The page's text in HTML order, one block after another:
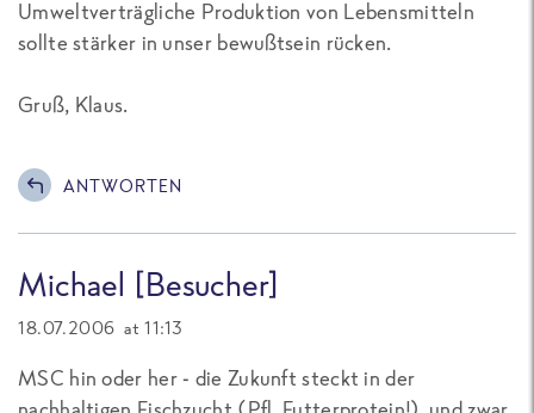
Umweltverträgliche Produktion von Lebensmitteln
sollte stärker in unser bewußtsein rücken.
Gruß, Klaus.
ANTWORTEN
Michael [Besucher]
18.07.2006 at 11:13
MSC hin oder her - die Zukunft steckt in der